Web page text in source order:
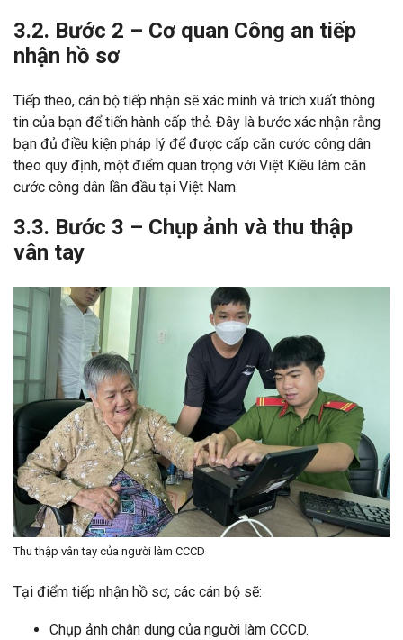
3.2. Bước 2 – Cơ quan Công an tiếp
nhận hồ sơ
Tiếp theo, cán bộ tiếp nhận sẽ xác minh và trích xuất thông
tin của bạn để tiến hành cấp thẻ. Đây là bước xác nhận rằng
bạn đủ điều kiện pháp lý để được cấp căn cước công dân
theo quy định, một điểm quan trọng với Việt Kiều làm căn
cước công dân lần đầu tại Việt Nam.
3.3. Bước 3 – Chụp ảnh và thu thập
vân tay
Thu thập vân tay của người làm CCCD
Tại điểm tiếp nhận hồ sơ, các cán bộ sẽ:
Chụp ảnh chân dung của người làm CCCD.